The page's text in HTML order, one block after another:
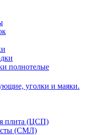
полнотелые
уголки и маяки.
плита (ЦСП)
(СМЛ)